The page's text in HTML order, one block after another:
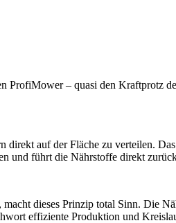
– quasi den Kraftprotz
auf der Fläche zu verteilen.
und führt die Nährstoffe direkt
dieses Prinzip total Sinn. Die
effiziente Produktion und